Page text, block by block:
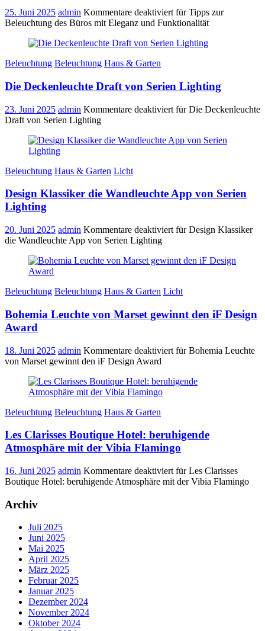
25. Juni 2025 admin Kommentare deaktiviert für Tipps zur
Beleuchtung des Büros mit Eleganz und Funktionalität
Beleuchtung Beleuchtung Haus & Garten
Die Deckenleuchte Draft von Serien Lighting
23. Juni 2025 admin Kommentare deaktiviert für Die Deckenleuchte
Draft von Serien Lighting
Beleuchtung Haus & Garten Licht
Design Klassiker die Wandleuchte App von Serien
Lighting
20. Juni 2025 admin Kommentare deaktiviert für Design Klassiker
die Wandleuchte App von Serien Lighting
Beleuchtung Beleuchtung Haus & Garten Licht
Bohemia Leuchte von Marset gewinnt den iF Design
Award
18. Juni 2025 admin Kommentare deaktiviert für Bohemia Leuchte
von Marset gewinnt den iF Design Award
Beleuchtung Beleuchtung Haus & Garten
Les Clarisses Boutique Hotel: beruhigende
Atmosphäre mit der Vibia Flamingo
16. Juni 2025 admin Kommentare deaktiviert für Les Clarisses
Boutique Hotel: beruhigende Atmosphäre mit der Vibia Flamingo
Archiv
Juli 2025
Juni 2025
Mai 2025
April 2025
März 2025
Februar 2025
Januar 2025
Dezember 2024
November 2024
Oktober 2024